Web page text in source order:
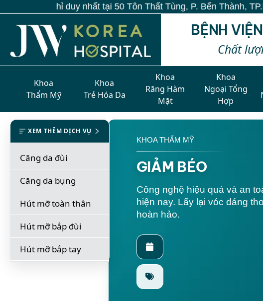
nhất tại 50 Tôn Thất Tùng, P. Bến Thành, TP.HCM
BỆNH
Chất
Khoa
Thẩm Mỹ
Khoa
Trẻ Hóa Da
Khoa
Răng Hàm
Mặt
Khoa
Ngoại Tổng
Hợp
XEM THÊM DỊCH VỤ
Căng da đùi
Căng da bụng
Hút mỡ toàn thân
Hút mỡ bắp đùi
Hút mỡ bắp tay
KHOA THẨM MỸ
GIẢM BÉO
Công nghệ hiệu quả và an
hiện nay. Lấy lại vóc dáng
hoàn hảo.